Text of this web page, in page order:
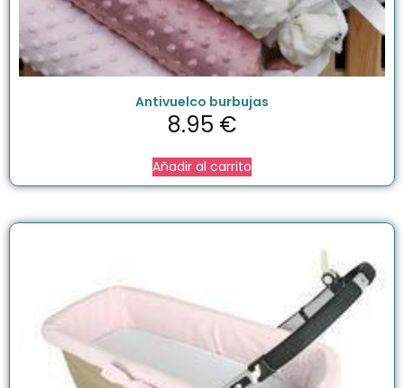
Antivuelco burbujas
8.95 €
Añadir al carrito